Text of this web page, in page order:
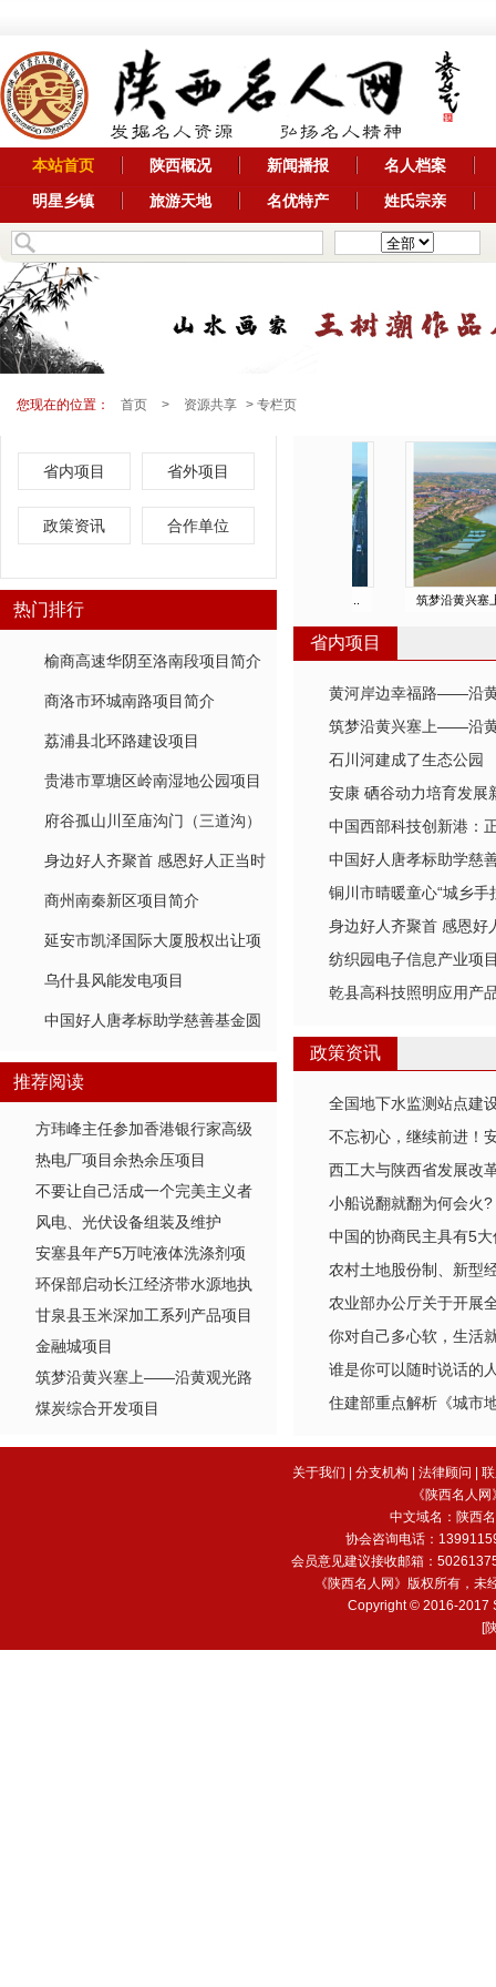
本站首页 陕西概况 新闻播报
名人档案
明星乡镇
旅游天地 名优特产 姓氏宗亲
您现在的位置： 首页 > 资源共享 > 专栏页
省内项目 省外项目
政策资讯 合作单位
热门排行
榆商高速华阴至洛南段项目简介
商洛市环城南路项目简介
荔浦县北环路建设项目
贵港市覃塘区岭南湿地公园项目
府谷孤山川至庙沟门（三道沟）
铁路专用线项目
身边好人齐聚首 感恩好人正当时
商州南秦新区项目简介
延安市凯泽国际大厦股权出让项
目
乌什县风能发电项目
中国好人唐孝标助学慈善基金圆
推荐阅读
方玮峰主任参加香港银行家高级
研修班...
热电厂项目余热余压项目
不要让自己活成一个完美主义者
风电、光伏设备组装及维护
安塞县年产5万吨液体洗涤剂项
目
环保部启动长江经济带水源地执
法专项...
甘泉县玉米深加工系列产品项目
金融城项目
筑梦沿黄兴塞上——沿黄观光路
巡礼之...
煤炭综合开发项目
身边好人齐聚首 感恩... 筑梦沿黄兴塞
省内项目
黄河岸边幸福路——沿
筑梦沿黄兴塞上——沿
石川河建成了生态公园
安康 硒谷动力培育发展
中国西部科技创新港：
中国好人唐孝标助学慈
梦
铜川市晴暖童心“城乡手
心助学协会第六届“山里
举办
身边好人齐聚首 感恩好
纺织园电子信息产业项
乾县高科技照明应用产
政策资讯
全国地下水监测站点建
不忘初心，继续前进！
西工大与陕西省发展改
小船说翻就翻为何会火
解
中国的协商民主具有5
农村土地股份制、新型
你所关心的热点都在里
农业部办公厅关于开展
人轮训计划的通知
你对自己多心软，生活
谁是你可以随时说话的
住建部重点解析《城市
关于我们 |分支机构 |法律顾问 |
《陕西名人
中文域名： 陕西
协会咨询电话：
会员意见建议接收邮箱：
《陕西名人网》版权所有，
Copyright © 2016-2017
[